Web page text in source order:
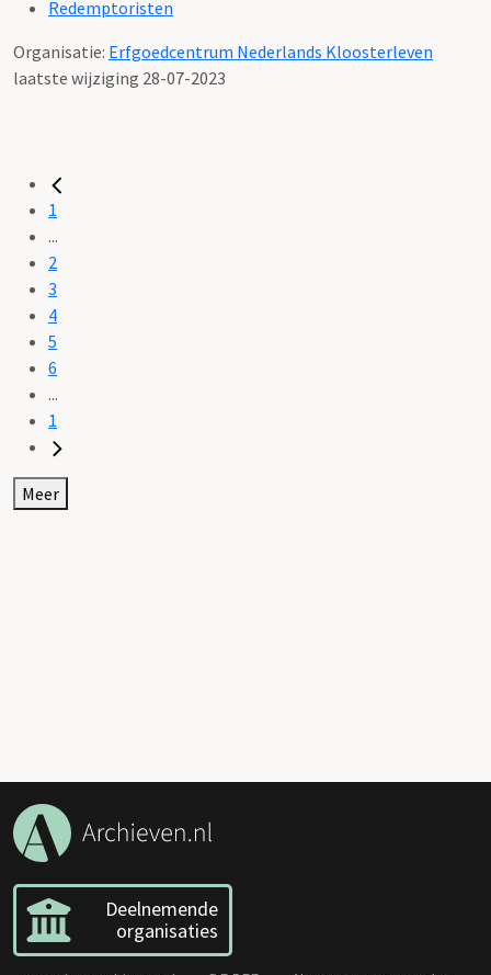
Redemptoristen
Organisatie: Erfgoedcentrum Nederlands Kloosterleven
laatste wijziging 28-07-2023
1
...
2
3
4
5
6
...
1
Meer
Deelnemende
organisaties